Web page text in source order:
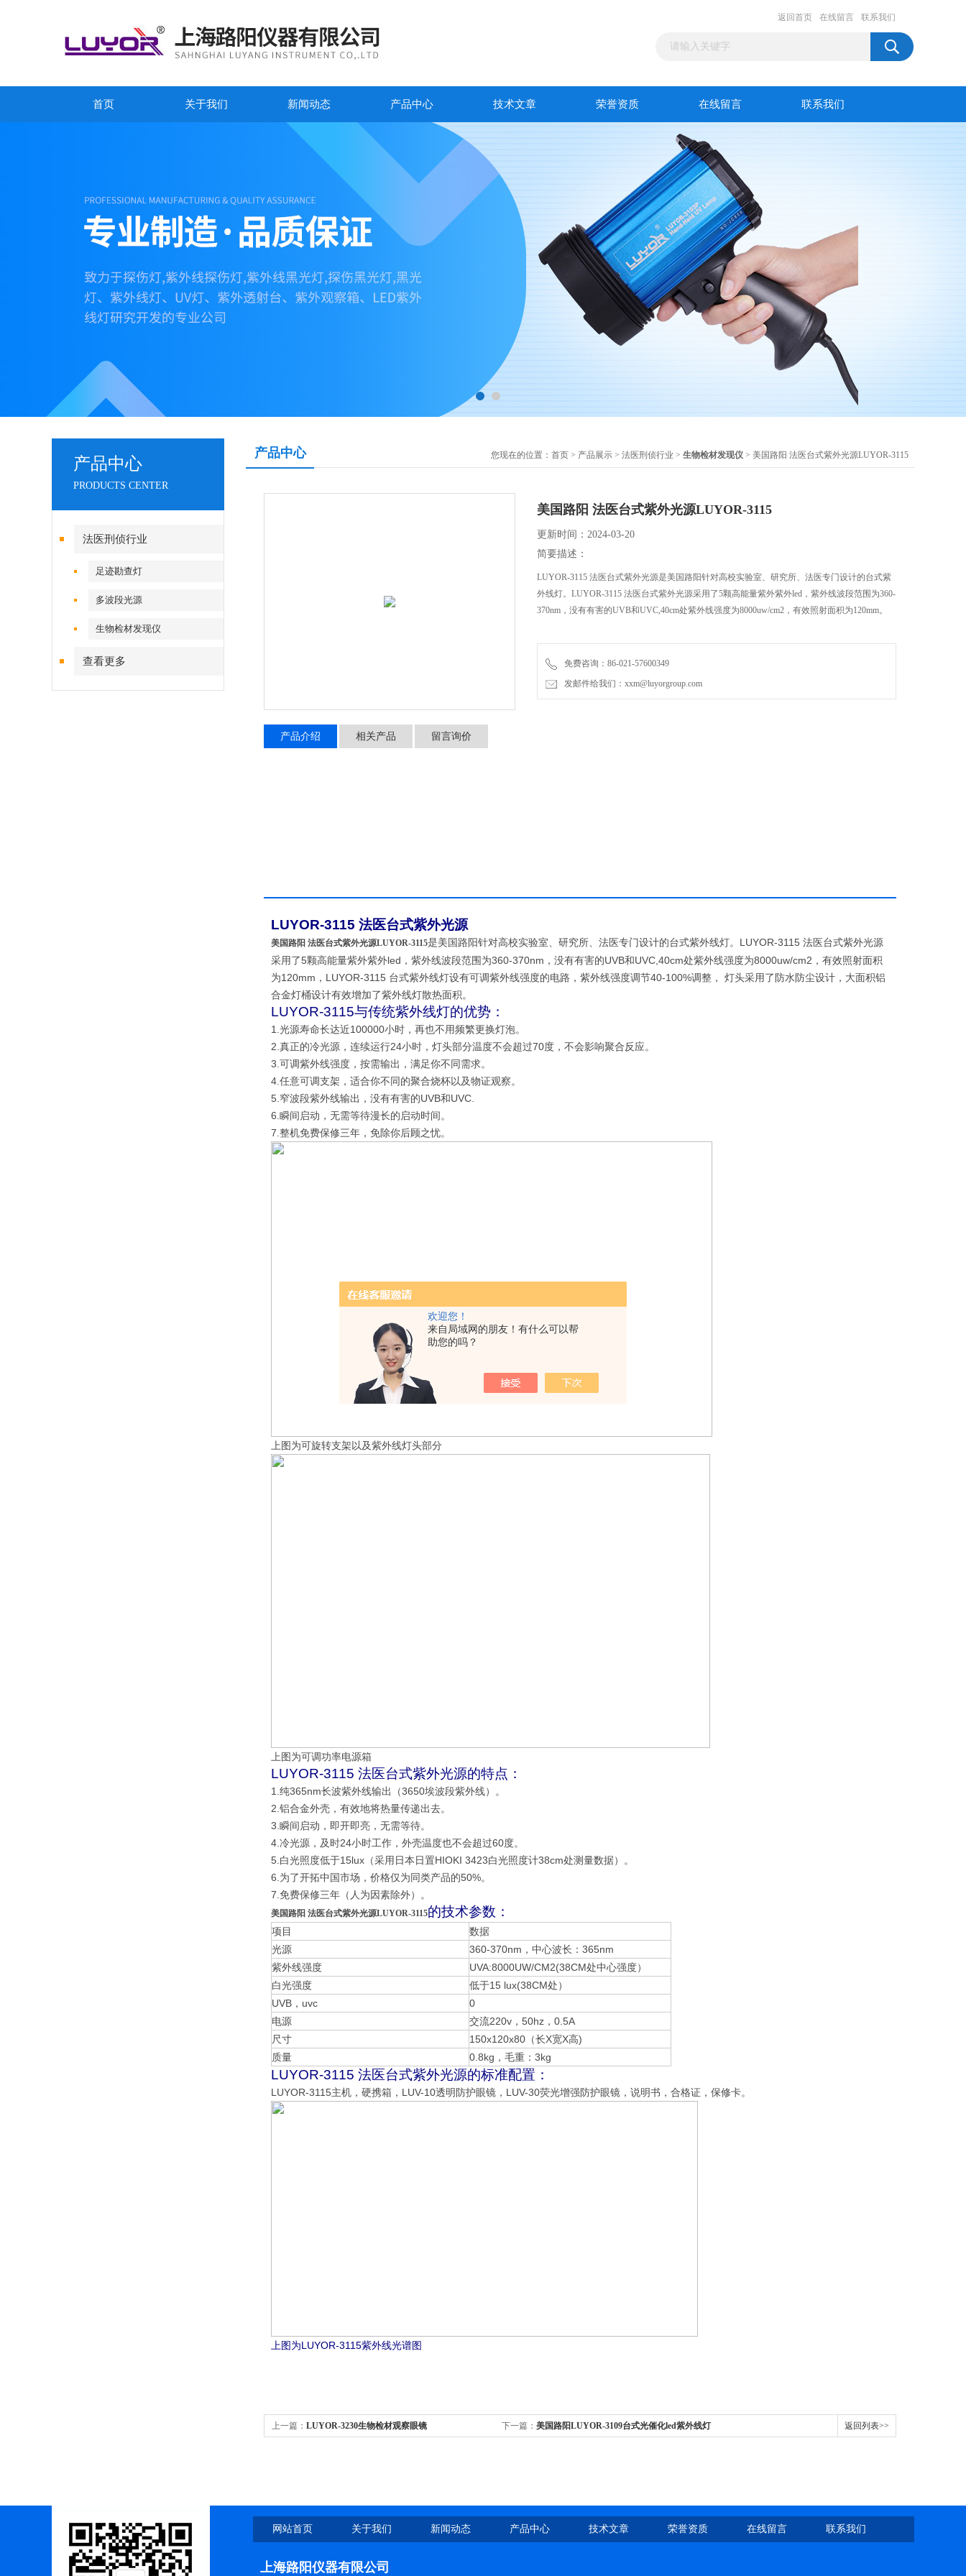
欢迎您！
来自局域网的朋友！有什么可以帮
助您的吗？
返回首页 在线留言 联系我们
首页 关于我们 新闻动态 产品中心 技术文章 荣誉资质 在线留言 联系我们
产品中心
PRODUCTS CENTER
法医刑侦行业
足迹勘查灯
多波段光源
生物检材发现仪
查看更多
产品中心 您现在的位置： 首页 > 产品展示 > 法医刑侦行业 > 生物检材发现仪 > 美国路阳 法医台式紫外光源LUYOR-3115
美国路阳 法医台式紫外光源LUYOR-3115
更新时间：2024-03-20
简要描述：
LUYOR-3115 法医台式紫外光源是美国路阳针对高校实验室、研究所、法医专门设计的台式紫
外线灯。LUYOR-3115 法医台式紫外光源采用了5颗高能量紫外紫外led，紫外线波段范围为360-
370nm，没有有害的UVB和UVC,40cm处紫外线强度为8000uw/cm2，有效照射面积为120mm。
免费咨询：86-021-57600349
发邮件给我们：xxm@luyorgroup.com
产品介绍 相关产品 留言询价
LUYOR-3115 法医台式紫外光源
美国路阳 法医台式紫外光源LUYOR-3115是美国路阳针对高校实验室、研究所、法医专门设计的台式紫外线灯。LUYOR-3115 法医台式紫外光源
采用了5颗高能量紫外紫外led，紫外线波段范围为360-370nm，没有有害的UVB和UVC,40cm处紫外线强度为8000uw/cm2，有效照射面积
为120mm，LUYOR-3115 台式紫外线灯设有可调紫外线强度的电路，紫外线强度调节40-100%调整， 灯头采用了防水防尘设计，大面积铝
合金灯桶设计有效增加了紫外线灯散热面积。
LUYOR-3115与传统紫外线灯的优势：
1.光源寿命长达近100000小时，再也不用频繁更换灯泡。
2.真正的冷光源，连续运行24小时，灯头部分温度不会超过70度，不会影响聚合反应。
3.可调紫外线强度，按需输出，满足你不同需求。
4.任意可调支架，适合你不同的聚合烧杯以及物证观察。
5.窄波段紫外线输出，没有有害的UVB和UVC.
6.瞬间启动，无需等待漫长的启动时间。
7.整机免费保修三年，免除你后顾之忧。
上图为可旋转支架以及紫外线灯头部分
上图为可调功率电源箱
LUYOR-3115 法医台式紫外光源的特点：
1.纯365nm长波紫外线输出（3650埃波段紫外线）。
2.铝合金外壳，有效地将热量传递出去。
3.瞬间启动，即开即亮，无需等待。
4.冷光源，及时24小时工作，外壳温度也不会超过60度。
5.白光照度低于15lux（采用日本日置HIOKI 3423白光照度计38cm处测量数据）。
6.为了开拓中国市场，价格仅为同类产品的50%。
7.免费保修三年（人为因素除外）。
美国路阳 法医台式紫外光源LUYOR-3115的技术参数：
项目
数据
光源
360-370nm，中心波长：365nm
紫外线强度
UVA:8000UW/CM2(38CM处中心强度）
白光强度
低于15 lux(38CM处）
UVB，uvc
0
电源
交流220v，50hz，0.5A
尺寸
150x120x80（长X宽X高)
质量
0.8kg，毛重：3kg
LUYOR-3115 法医台式紫外光源的标准配置：
LUYOR-3115主机，硬携箱，LUV-10透明防护眼镜，LUV-30荧光增强防护眼镜，说明书，合格证，保修卡。
上图为LUYOR-3115紫外线光谱图
上一篇： LUYOR-3230生物检材观察眼镜 下一篇： 美国路阳LUYOR-3109台式光催化led紫外线灯 返回列表>>
网站首页 关于我们 新闻动态 产品中心 技术文章 荣誉资质 在线留言 联系我们
上海路阳仪器有限公司